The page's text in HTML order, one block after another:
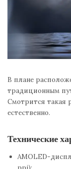
В плане
традиционным
Смотрится такая
естественно.
Технические
AMOLED-